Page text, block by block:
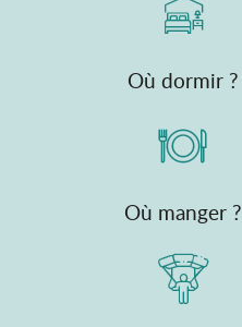
Où dormir ?
Où manger ?